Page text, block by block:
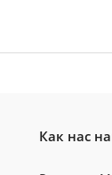
Как нас